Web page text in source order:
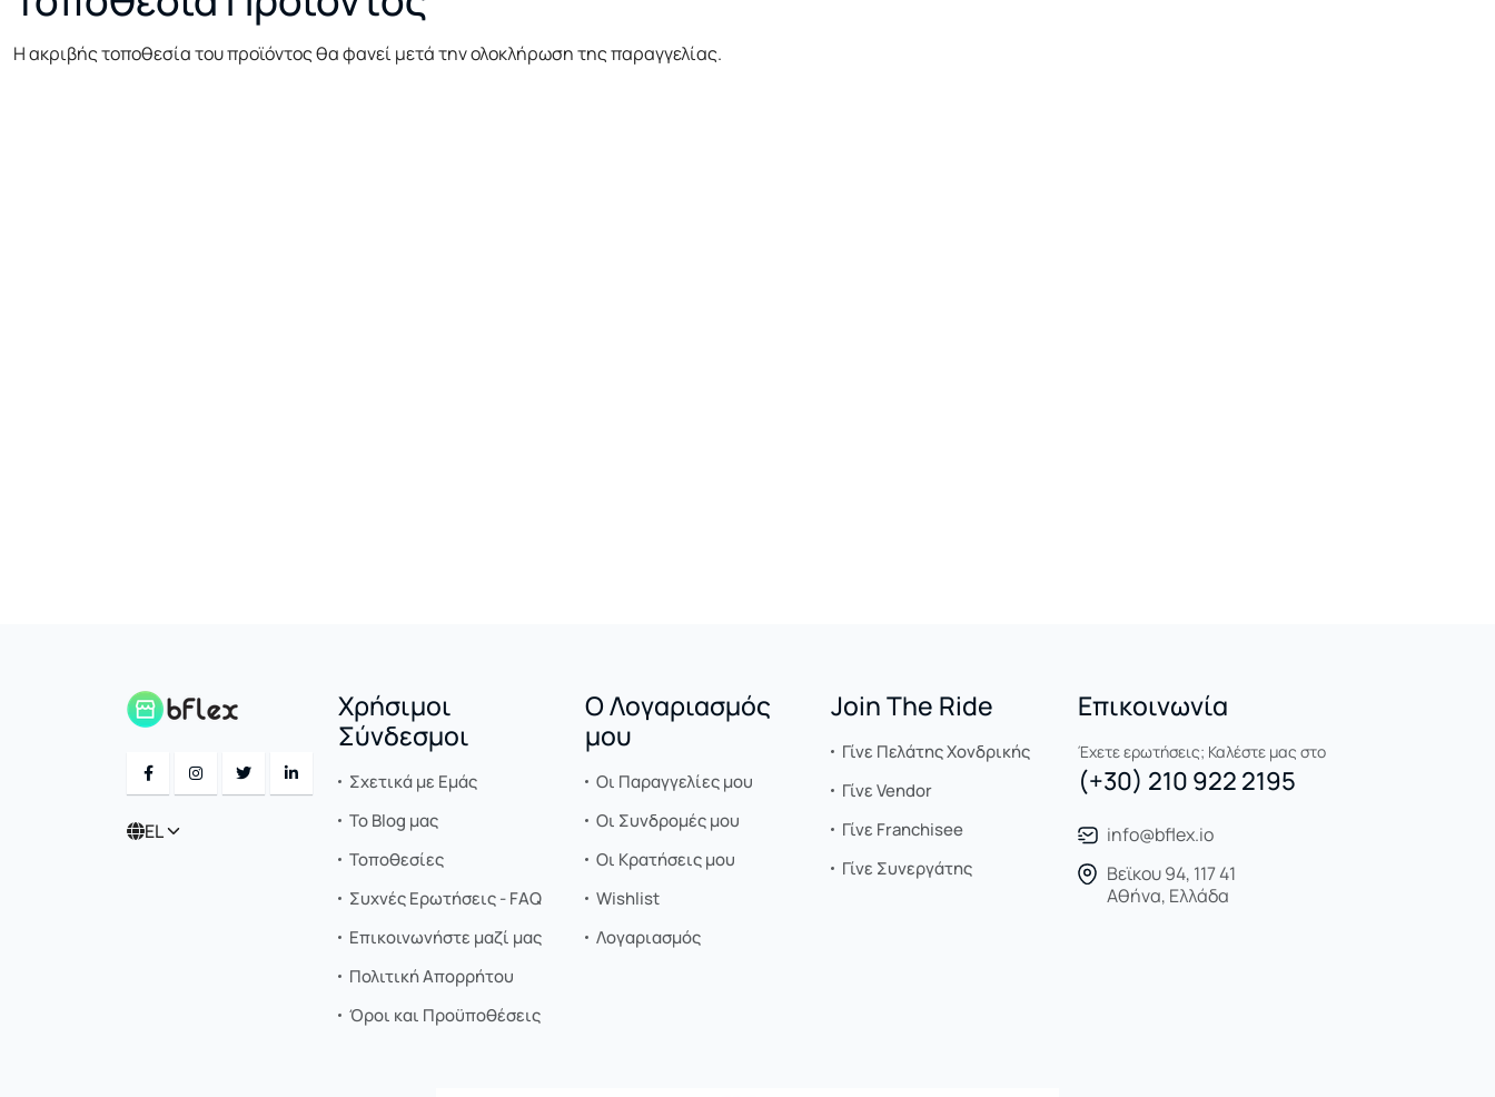
Η ακριβής τοποθεσία του προϊόντος θα φανεί μετά την ολοκλήρωση της παραγγελίας.
EL
Επικοινωνία
Έχετε ερωτήσεις; Καλέστε μας στο
(+30) 210 922 2195
info@bflex.io
Βεϊκου 94, 117 41
Αθήνα, Ελλάδα
Χρήσιμοι
Σύνδεσμοι
Σχετικά με Εμάς
Το Blog μας
Τοποθεσίες
Συχνές Ερωτήσεις - FAQ
Επικοινωνήστε μαζί μας
Πολιτική Απορρήτου
Όροι και Προϋποθέσεις
Ο Λογαριασμός
μου
Οι Παραγγελίες μου
Οι Συνδρομές μου
Οι Κρατήσεις μου
Wishlist
Λογαριασμός
Join The Ride
Γίνε Πελάτης Χονδρικής
Γίνε Vendor
Γίνε Franchisee
Γίνε Συνεργάτης